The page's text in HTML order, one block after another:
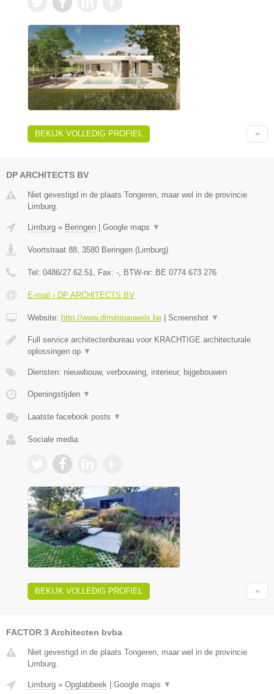
BEKIJK VOLLEDIG PROFIEL
DP ARCHITECTS BV
Niet gevestigd in de plaats Tongeren, maar wel in de provincie
Limburg.
Limburg » Beringen Google maps ▼
Voortstraat 88, 3580 Beringen (Limburg)
Tel: 0486/27.62.51, Fax: -, BTW-nr: BE 0774 673 276
E-mail › DP ARCHITECTS BV
Website: http://www.dimitripauwels.be Screenshot ▼
Full service architectenbureau voor KRACHTIGE architecturale
oplossingen op ▼
Diensten: nieuwbouw, verbouwing, interieur, bijgebouwen
Openingstijden ▼
Laatste facebook posts ▼
Sociale media:
BEKIJK VOLLEDIG PROFIEL
FACTOR 3 Architecten bvba
Niet gevestigd in de plaats Tongeren, maar wel in de provincie
Limburg.
Limburg » Opglabbeek Google maps ▼